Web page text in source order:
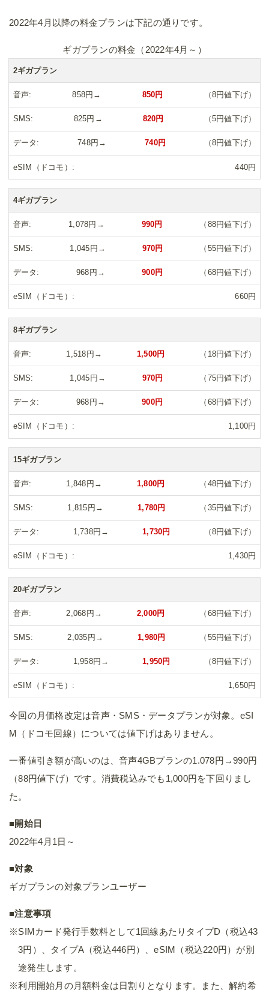
2022年4月以降の料金プランは下記の通りです。
ギガプランの料金（2022年4月～）
2ギガプラン
音声 858円→ 850円 （8円値下げ）
SMS 825円→ 820円 （5円値下げ）
データ 748円→ 740円 （8円値下げ）
eSIM（ドコモ） 440円
4ギガプラン
音声 1,078円→ 990円 （88円値下げ）
SMS 1,045円→ 970円 （55円値下げ）
データ 968円→ 900円 （68円値下げ）
eSIM（ドコモ） 660円
8ギガプラン
音声 1,518円→ 1,500円 （18円値下げ）
SMS 1,045円→ 970円 （75円値下げ）
データ 968円→ 900円 （68円値下げ）
eSIM（ドコモ） 1,100円
15ギガプラン
音声 1,848円→ 1,800円 （48円値下げ）
SMS 1,815円→ 1,780円 （35円値下げ）
データ 1,738円→ 1,730円 （8円値下げ）
eSIM（ドコモ） 1,430円
20ギガプラン
音声 2,068円→ 2,000円 （68円値下げ）
SMS 2,035円→ 1,980円 （55円値下げ）
データ 1,958円→ 1,950円 （8円値下げ）
eSIM（ドコモ） 1,650円
今回の月価格改定は音声・SMS・データプランが対象。eSI
M（ドコモ回線）については値下げはありません。
一番値引き額が高いのは、音声4GBプランの1.078円→990円
（88円値下げ）です。消費税込みでも1,000円を下回りまし
た。
■開始日
2022年4月1日～
■対象
ギガプランの対象プランユーザー
■注意事項
※SIMカード発行手数料として1回線あたりタイプD（税込43
3円）、タイプA（税込446円）、eSIM（税込220円）が別
途発生します。
※利用開始月の月額料金は日割りとなります。また、解約希